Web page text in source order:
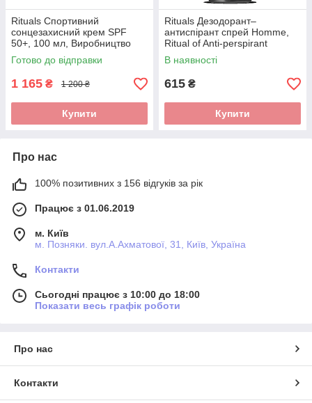
Rituals Спортивний
сонцезахисний крем SPF
50+, 100 мл, Виробництво
Нідерланди
Готово до відправки
1 165 ₴ 1 200 ₴
Купити
Rituals Дезодорант–
антиспірант спрей Homme,
Ritual of Anti-perspirant
Spray Homme, Нідерланди,
150 мл
В наявності
615 ₴
Купити
Про нас
100% позитивних з 156 відгуків за рік
Працює з 01.06.2019
м. Київ
м. Позняки. вул.А.Ахматової, 31, Київ, Україна
Контакти
Сьогодні працює з 10:00 до 18:00
Показати весь графік роботи
Про нас
Контакти